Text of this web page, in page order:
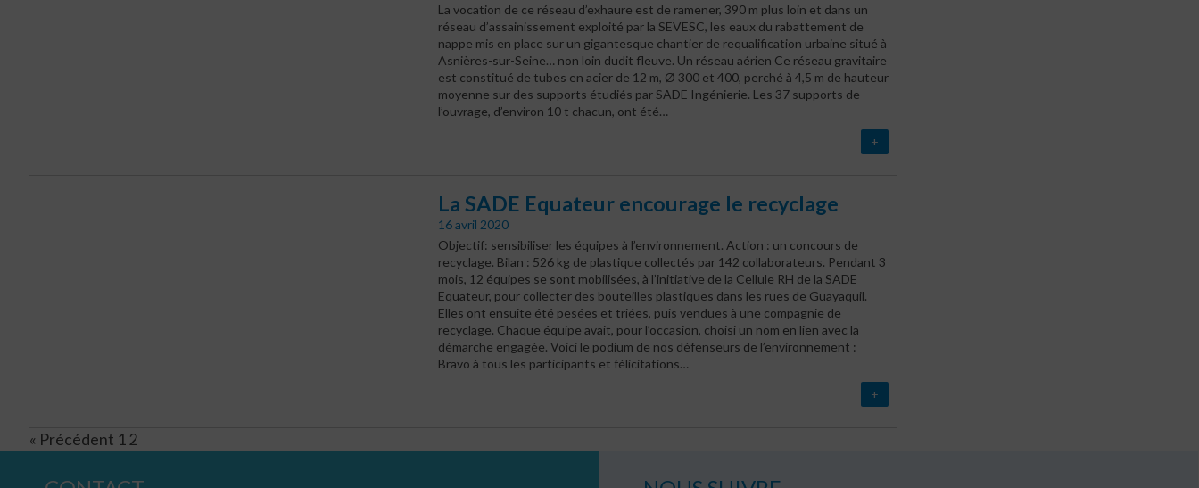
La vocation de ce réseau d’exhaure est de ramener, 390 m plus loin et dans un
réseau d’assainissement exploité par la SEVESC, les eaux du rabattement de
nappe mis en place sur un gigantesque chantier de requalification urbaine situé à
Asnières-sur-Seine… non loin dudit fleuve. Un réseau aérien Ce réseau gravitaire
est constitué de tubes en acier de 12 m, Ø 300 et 400, perché à 4,5 m de hauteur
moyenne sur des supports étudiés par SADE Ingénierie. Les 37 supports de
l’ouvrage, d’environ 10 t chacun, ont été…
+
La SADE Equateur encourage le recyclage
16 avril 2020
Objectif: sensibiliser les équipes à l’environnement. Action : un concours de
recyclage. Bilan : 526 kg de plastique collectés par 142 collaborateurs. Pendant 3
mois, 12 équipes se sont mobilisées, à l’initiative de la Cellule RH de la SADE
Equateur, pour collecter des bouteilles plastiques dans les rues de Guayaquil.
Elles ont ensuite été pesées et triées, puis vendues à une compagnie de
recyclage. Chaque équipe avait, pour l’occasion, choisi un nom en lien avec la
démarche engagée. Voici le podium de nos défenseurs de l’environnement :
Bravo à tous les participants et félicitations…
+
« Précédent 12